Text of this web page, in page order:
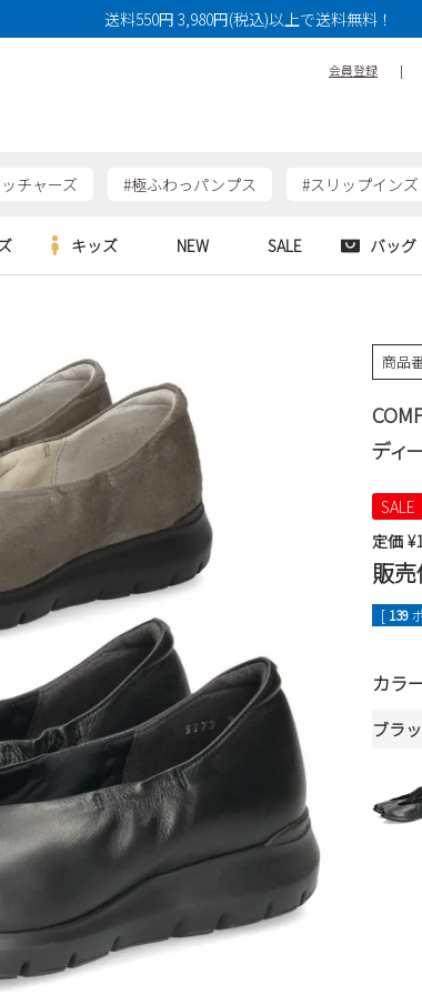
送料550円 3,980円(税込)以上で送料無料！
会員登録 |
チャーズ #極ふわっパンプス #スリップインズ
ューズ
moz
new balance
puma
ワークシューズ
ブーツ
ウェア
キッズ NEW SALE バッグ
ーバッグ
商品
ディ
SALE
定価 ¥
販
[ 139
カラ
ブラ